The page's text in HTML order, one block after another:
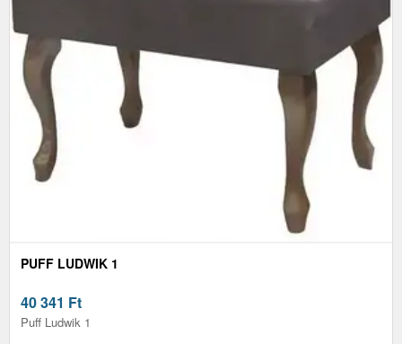
PUFF LUDWIK 1
40 341 Ft
Puff Ludwik 1